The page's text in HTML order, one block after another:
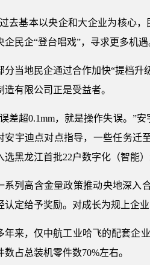
去基本以央企和大企业为核心
企民企“登台唱戏”，寻求更多机遇
分当地民企通过合作加快“提档升
造有限公司正是受益者。
差超0.1mm，就是操作失误。”
安宇迪点对点指导，一些任务迁
选黑龙江首批22户数字化（智能）
系列高含金量政策推动央地深入
认定给予奖励。对成长为规上企
年来，仅中航工业哈飞的配套企
数占总装机零件数70%左右。